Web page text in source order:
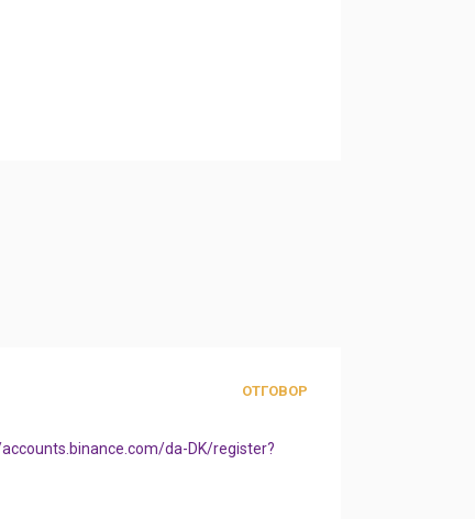
ОТГОВОР
da-DK/register?